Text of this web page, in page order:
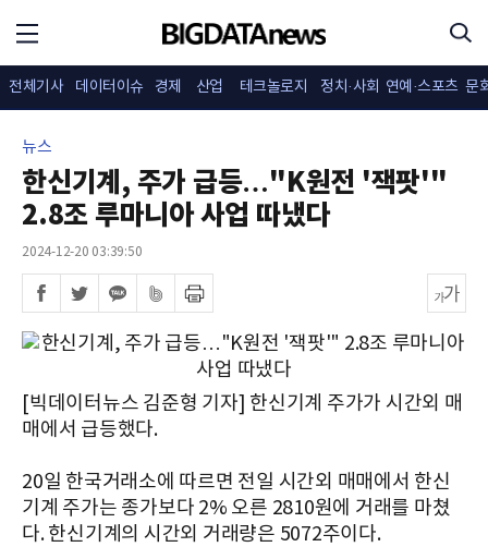
전체기사 데이터이슈 경제 산업 테크놀로지 정치·사회 연예·스포츠 문
뉴스
한신기계, 주가 급등…"K원전 '잭팟'"
2.8조 루마니아 사업 따냈다
2024-12-20 03:39:50
[빅데이터뉴스 김준형 기자] 한신기계 주가가 시간외 매
매에서 급등했다.
20일 한국거래소에 따르면 전일 시간외 매매에서 한신
기계 주가는 종가보다 2% 오른 2810원에 거래를 마쳤
다. 한신기계의 시간외 거래량은 5072주이다.